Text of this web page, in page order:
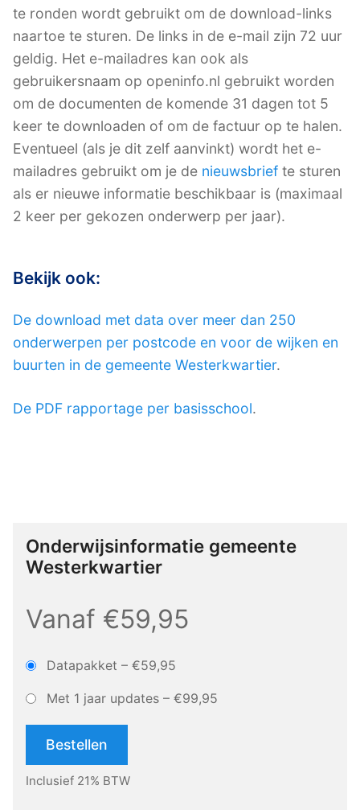
te ronden wordt gebruikt om de download-links
naartoe te sturen. De links in de e-mail zijn 72 uur
geldig. Het e-mailadres kan ook als
gebruikersnaam op openinfo.nl gebruikt worden
om de documenten de komende 31 dagen tot 5
keer te downloaden of om de factuur op te halen.
Eventueel (als je dit zelf aanvinkt) wordt het e-
mailadres gebruikt om je de nieuwsbrief te sturen
als er nieuwe informatie beschikbaar is (maximaal
2 keer per gekozen onderwerp per jaar).
Bekijk ook:
De download met data over meer dan 250
onderwerpen per postcode en voor de wijken en
buurten in de gemeente Westerkwartier.
De PDF rapportage per basisschool.
Onderwijsinformatie gemeente
Westerkwartier
Vanaf €59,95
Datapakket – €59,95
Met 1 jaar updates – €99,95
Bestellen
Inclusief 21% BTW